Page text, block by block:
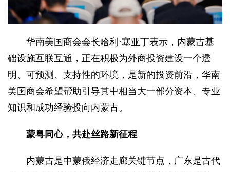
华南美国商会会长哈利·塞亚丁表示，内蒙古基
础设施互联互通，正在积极为外商投资建设一个透
明、可预测、支持性的环境，是新的投资前沿，华南
美国商会希望帮助引导其中相当大一部分资本、专业
知识和成功经验投向内蒙古。
蒙粤同心，共赴丝路新征程
内蒙古是中蒙俄经济走廊关键节点，广东是古代